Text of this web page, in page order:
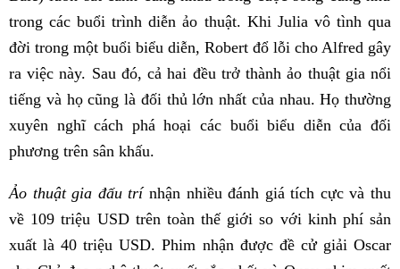
trong các buổi trình diễn ảo thuật. Khi Julia vô tình qua
đời trong một buổi biểu diễn, Robert đổ lỗi cho Alfred gây
ra việc này. Sau đó, cả hai đều trở thành ảo thuật gia nổi
tiếng và họ cũng là đối thủ lớn nhất của nhau. Họ thường
xuyên nghĩ cách phá hoại các buổi biểu diễn của đối
phương trên sân khấu.
Ảo thuật gia đấu trínhận nhiều đánh giá tích cực và thu
về 109 triệu USD trên toàn thế giới so với kinh phí sản
xuất là 40 triệu USD. Phim nhận được đề cử giải Oscar